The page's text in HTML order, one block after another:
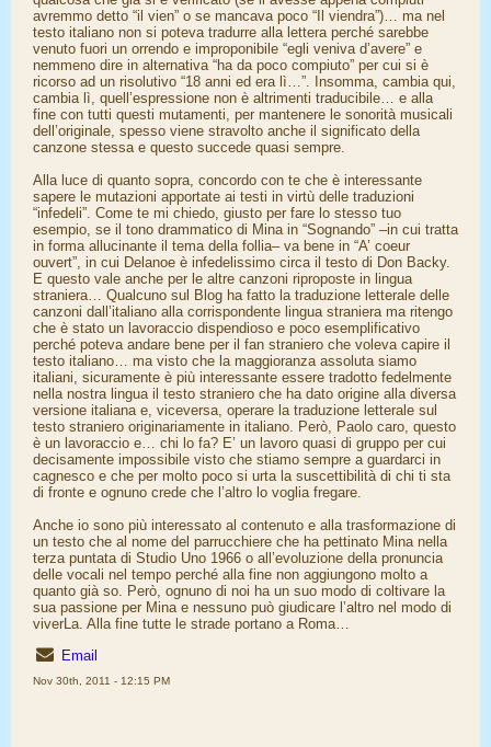
avremmo detto “il vien” o se mancava poco “Il viendra”)… ma nel
testo italiano non si poteva tradurre alla lettera perché sarebbe
venuto fuori un orrendo e improponibile “egli veniva d’avere” e
nemmeno dire in alternativa “ha da poco compiuto” per cui si è
ricorso ad un risolutivo “18 anni ed era lì…”. Insomma, cambia qui,
cambia lì, quell’espressione non è altrimenti traducibile… e alla
fine con tutti questi mutamenti, per mantenere le sonorità musicali
dell’originale, spesso viene stravolto anche il significato della
canzone stessa e questo succede quasi sempre.
Alla luce di quanto sopra, concordo con te che è interessante
sapere le mutazioni apportate ai testi in virtù delle traduzioni
“infedeli”. Come te mi chiedo, giusto per fare lo stesso tuo
esempio, se il tono drammatico di Mina in “Sognando” –in cui tratta
in forma allucinante il tema della follia– va bene in “A’ coeur
ouvert”, in cui Delanoe è infedelissimo circa il testo di Don Backy.
E questo vale anche per le altre canzoni riproposte in lingua
straniera… Qualcuno sul Blog ha fatto la traduzione letterale delle
canzoni dall’italiano alla corrispondente lingua straniera ma ritengo
che è stato un lavoraccio dispendioso e poco esemplificativo
perché poteva andare bene per il fan straniero che voleva capire il
testo italiano… ma visto che la maggioranza assoluta siamo
italiani, sicuramente è più interessante essere tradotto fedelmente
nella nostra lingua il testo straniero che ha dato origine alla diversa
versione italiana e, viceversa, operare la traduzione letterale sul
testo straniero originariamente in italiano. Però, Paolo caro, questo
è un lavoraccio e… chi lo fa? E’ un lavoro quasi di gruppo per cui
decisamente impossibile visto che stiamo sempre a guardarci in
cagnesco e che per molto poco si urta la suscettibilità di chi ti sta
di fronte e ognuno crede che l’altro lo voglia fregare.
Anche io sono più interessato al contenuto e alla trasformazione di
un testo che al nome del parrucchiere che ha pettinato Mina nella
terza puntata di Studio Uno 1966 o all’evoluzione della pronuncia
delle vocali nel tempo perché alla fine non aggiungono molto a
quanto già so. Però, ognuno di noi ha un suo modo di coltivare la
sua passione per Mina e nessuno può giudicare l’altro nel modo di
viverLa. Alla fine tutte le strade portano a Roma…
Email
Nov 30th, 2011 - 12:15 PM